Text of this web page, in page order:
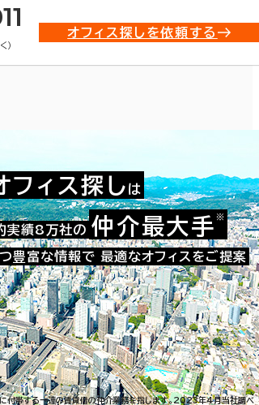
）
オフィス探しを依頼する
件一覧
お問い合わせ番号：002-10037
フィス探し は
実績8万社の 仲介最大手 ※
豊富な情報で 最適なオフィスをご提案
付帯する一連の賃貸借の仲介業務を指します。2023年4月当社調べ